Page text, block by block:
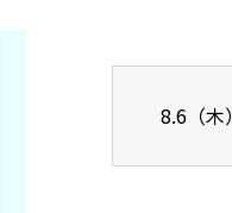
8.6（木）